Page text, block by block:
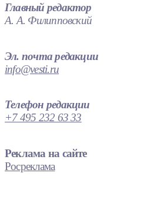
Главный редактор
А. А. Филипповский
Эл. почта редакции
info@vesti.ru
Телефон редакции
+7 495 232 63 33
Реклама на сайте
Росреклама